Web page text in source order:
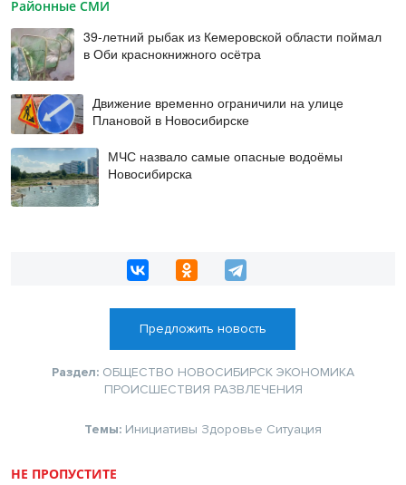
Районные СМИ
39-летний рыбак из Кемеровской области поймал
в Оби краснокнижного осётра
Движение временно ограничили на улице
Плановой в Новосибирске
МЧС назвало самые опасные водоёмы
Новосибирска
Предложить новость
Раздел: ОБЩЕСТВО НОВОСИБИРСК ЭКОНОМИКА
ПРОИСШЕСТВИЯ РАЗВЛЕЧЕНИЯ
Темы: Инициативы Здоровье Ситуация
НЕ ПРОПУСТИТЕ